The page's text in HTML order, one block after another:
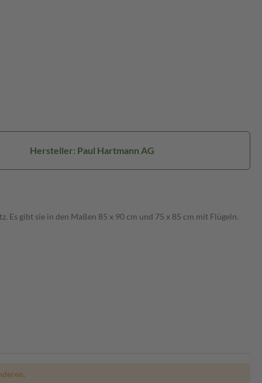
Hersteller: Paul Hartmann AG
gibt sie in den Maßen 85 x 90 cm und 75 x 85 cm mit Flügeln.